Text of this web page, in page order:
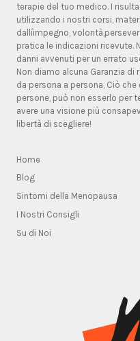
terapie del tuo medico. I
utilizzando i nostri corsi,
dallíimpegno,
pratica le indicazioni ricevute.
danni avvenuti per un errato
Non diamo alcuna Garanzia
da persona a persona, Ciò
persone, può non esserlo per
avere una visione più
libertà di scegliere!
Home
Blog
Sintomi della Menopausa
I Nostri Consigli
Su di Noi